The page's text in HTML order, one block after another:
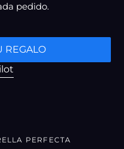
pedido.
REGALO
PERFECTA